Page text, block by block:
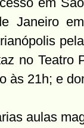
Janeiro em
pela
no Teatro
às 21h; e
aulas